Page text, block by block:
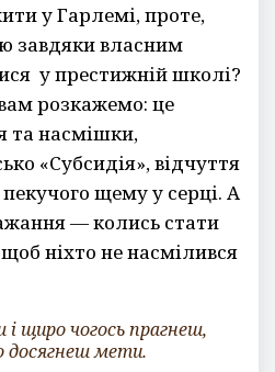
у Гарлемі, проте,
завдяки власним
у престижній школі?
розкажемо: це
та насмішки,
«Субсидія», відчуття
пекучого щему у серці. А
— колись стати
ніхто не насмілився
і щиро чогось прагнеш,
досягнеш мети.